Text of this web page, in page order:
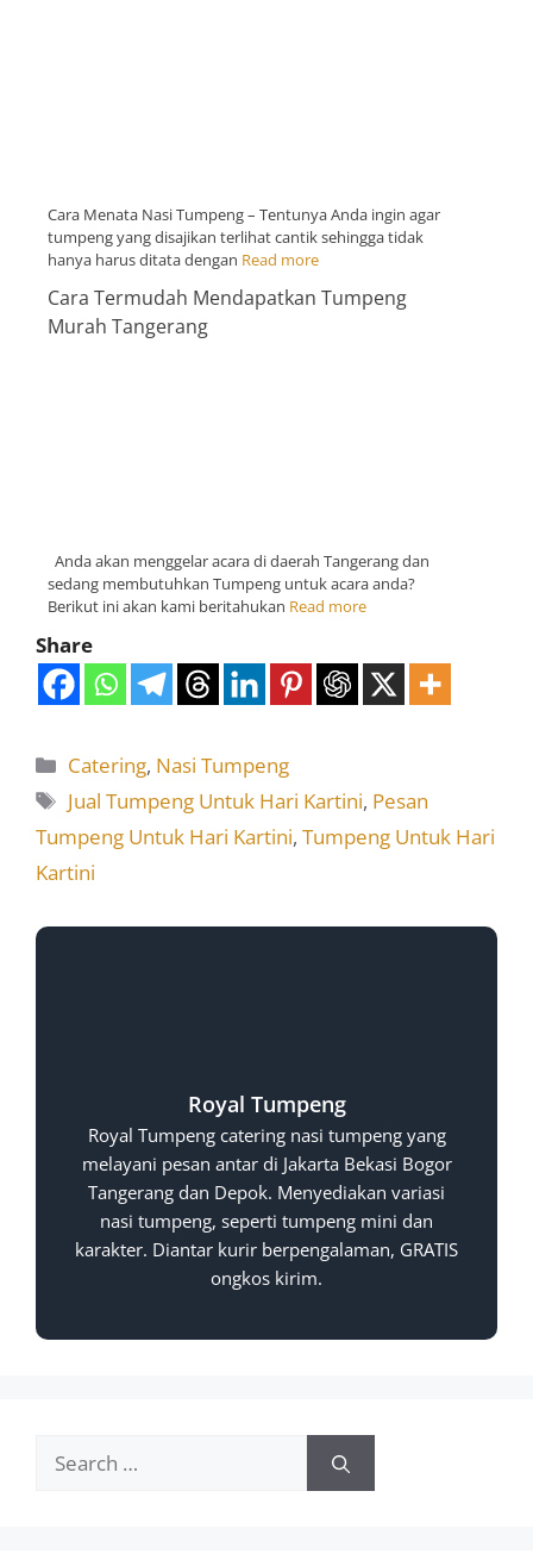
Cara Menata Nasi Tumpeng – Tentunya Anda ingin agar
tumpeng yang disajikan terlihat cantik sehingga tidak
hanya harus ditata dengan Read more
Cara Termudah Mendapatkan Tumpeng
Murah Tangerang
Anda akan menggelar acara di daerah Tangerang dan
sedang membutuhkan Tumpeng untuk acara anda?
Berikut ini akan kami beritahukan Read more
Share
Catering, Nasi Tumpeng
Jual Tumpeng Untuk Hari Kartini, Pesan
Tumpeng Untuk Hari Kartini, Tumpeng Untuk Hari
Kartini
Royal Tumpeng
Royal Tumpeng catering nasi tumpeng yang
melayani pesan antar di Jakarta Bekasi Bogor
Tangerang dan Depok. Menyediakan variasi
nasi tumpeng, seperti tumpeng mini dan
karakter. Diantar kurir berpengalaman, GRATIS
ongkos kirim.